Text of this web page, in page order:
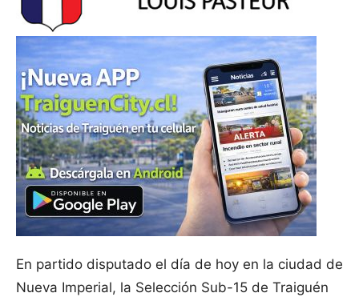
En partido disputado el día de hoy en la ciudad de
Nueva Imperial, la Selección Sub-15 de Traiguén